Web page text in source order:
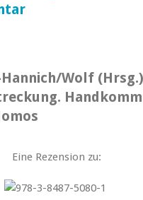
Wolf
Eine Rezension zu: